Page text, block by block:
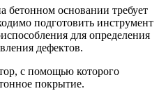
бетонном основании требует
подготовить инструмент
для определения
дефектов.
с помощью которого
покрытие.